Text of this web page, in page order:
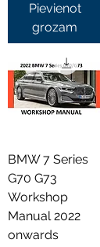
Pievienot
grozam
BMW 7 Series
G70 G73
Workshop
Manual 2022
onwards